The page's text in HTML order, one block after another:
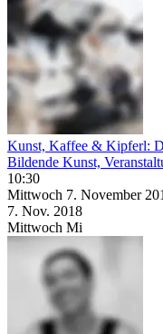
Kunst, Kaffee & Kipferl:
Bildende Kunst,
10:30
Mittwoch 7. November
7. Nov. 2018
Mittwoch Mi